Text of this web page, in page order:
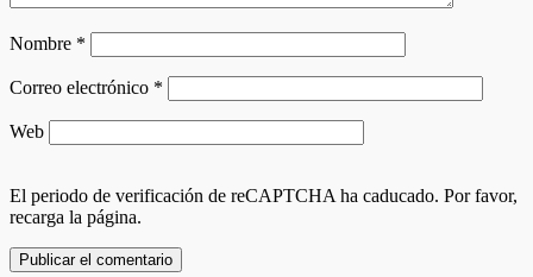
Nombre *
Correo electrónico *
Web
El periodo de verificación de reCAPTCHA ha caducado. Por favor,
recarga la página.